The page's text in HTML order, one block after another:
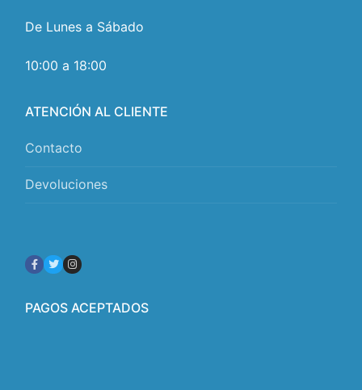
De Lunes a Sábado
10:00 a 18:00
ATENCIÓN AL CLIENTE
Contacto
Devoluciones
PAGOS ACEPTADOS